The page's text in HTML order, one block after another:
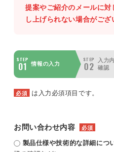
提案やご紹介のメールに
し上げられない場合がござ
STEP
01 情報の入力
STEP
02
入力
確認
必須 は入力必須項目です。
お問い合わせ内容 必須
製品仕様や技術的な詳細につ